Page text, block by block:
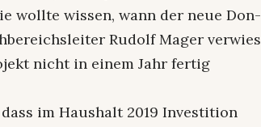
wollte wissen, wann der neue Don-
Rudolf Mager verwies
nicht in einem Jahr fertig
im Haushalt 2019 Investition